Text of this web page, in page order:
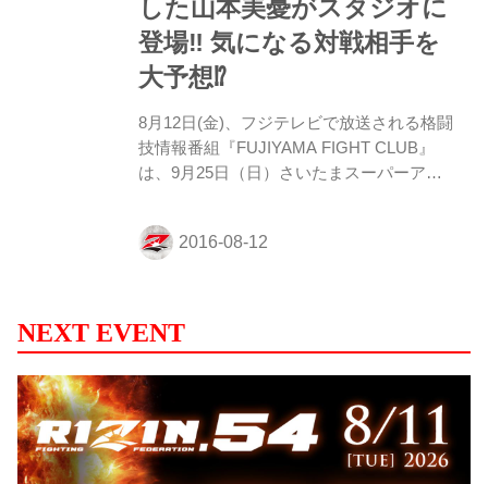
彦RIZIN統括本部長 「早過ぎるよ！若過ぎ
るよ...
した山本美憂がスタジオに
登場‼︎ 気になる対戦相手を
大予想⁉︎
8月12日(金)、フジテレビで放送される格闘
技情報番組『FUJIYAMA FIGHT CLUB』
は、9月25日（日）さいたまスーパーアリ
WORLD GP 2016 無差別級トーナメント 開
幕戦』のスペシャルワンマッチに参戦が決
持つ山本家。長女・美憂の波乱万丈人生を
振り返る！ さらに父・山本郁榮、弟・山
本”KID”徳郁が美憂の総合格闘技参戦につい
て、その胸の内を語る！ そして、気になる
対戦相手は？ 山本美憂の最新情報盛りだく
さんの『FUJIYAMA FIGHT CL...
NEXT EVENT